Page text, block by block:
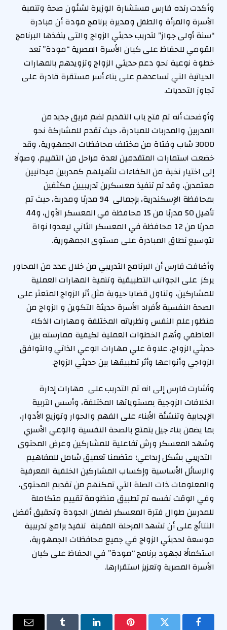
وأكدت رنده فارس مستشارة الوزيرة لشئون صحة وتنمية
الأسرة والمرأة والطفل ومديرة برنامج مودة أن مبادرة
“سنة أولى جواز” لتدريب حديثي الزواج والتى ينفذها البرنامج
القومي للحفاظ على كيان الأسرة المصرية “مودة” تعد
خطوة نوعية نحو دعم حديثي الزواج وتزويدهم بالمهارات
الحياتية التي تساعدهم على بناء أسر مستقرة قادرة على
تجاوز التحديات.
وأوضحت أنه تم فتح باب التقديم لضم فريق جديد من
المدربين والمدربات للمبادرة، حيث تقدم للمشاركة نحو
3000 شاب وفتاة من مختلف محافظات الجمهورية، وقد
خضعت استمارات المتقدمين لعدة مراحل من التقييم، وصولًا
إلى اختيار نخبة من الكفاءات لتأهيلهم كمدربين ميدانيين
معتمدين، وقد تم تنفيذ معسكرين تدريبيين مكثفين
بمحافظة الإسكندرية، بإجمالى 94 مدربًا ومدربة، حيث تم
تأهيل 50 مدربًا من 15 محافظة في المعسكر الأول، و44
مدربًا من 12 محافظة في المعسكر الثاني ليعدوا نواة
لتوسيع نطاق المبادرة على مستوى الجمهورية.
وأضافت فارس أن البرنامج التدريبي من خلال عدد من المحاور
يركز على الجوانب التطبيقية وتنمية المهارات العملية
للمشاركين، وتناول قضايا حيوية مثل أثر الزواج المتعثر على
الصحة النفسية لأفراد الأسرة حديثة التكوين و الزواج من
منظور علم النفس ونظرياته المختلفة ومهارات الذكاء
العاطفي وأهم الخطوات العملية لكيفية ممارسته بين
حديثي الزواج، علاوة علي مهارات الوعي الذاتي والتوافق
الزواجي وأنواعها وأثر تطبيقها بين حديثي الزواج.
وأشارت فارس إلى انه تم التدريب على مهارات إدارة
الخلافات الزوجية بمستوياتها المختلفة، وأسس التربية
الإيجابية وتنشئة الأبناء على الفهم والحوار وتوزيع الأدوار،
بما يضمن بناء جيل يتمتع بالصحة النفسية والوعي الأسري
وشهد المعسكر ورش تفاعلية للمشاركين وعرض المحتوى
التدريبي بشكل إبداعي؛ متضمنا تعميق شامل للمفاهيم
والرسائل الأساسية وإكساب المشاركين الخلفية المعرفية
والمعلومات ذات الصلة التي تمكنهم من تقديم المحتوى،
وفي الوقت نفسه تم تطبيق منظومة تقييم متكاملة
للمدربين طوال فترة المعسكر لضمان الجودة وتحقيق أفضل
النتائج على أن تشهد المرحلة المقبلة تنفيذ برامج تدريبية
موسعة لحديثي الزواج في جميع محافظات الجمهورية،
استكمالًا لجهود برنامج “مودة” في الحفاظ على كيان
الأسرة المصرية وتعزيز استقرارها.